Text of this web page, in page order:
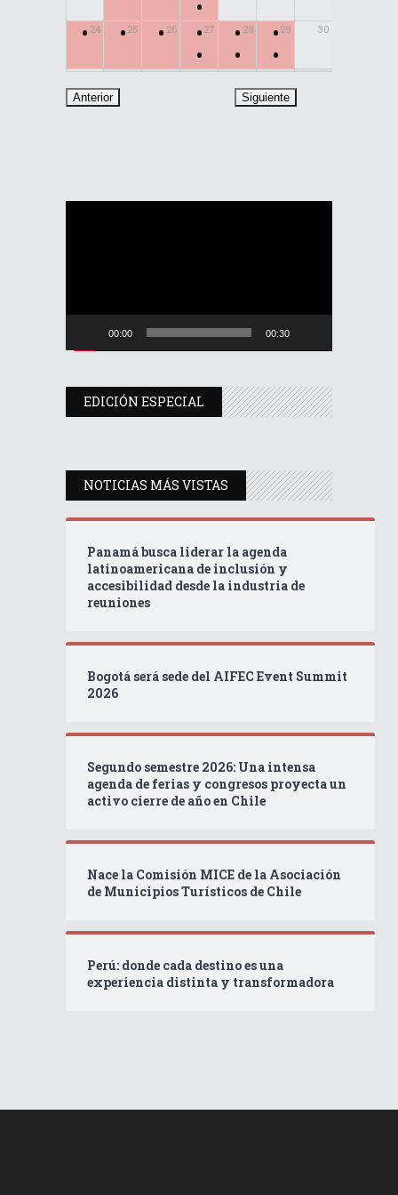
•
24
• 25
• 26
• 27
•
•
28
•
•
29
•
•
30
00:00 00:30
EDICIÓN ESPECIAL
NOTICIAS MÁS VISTAS
Panamá busca liderar la agenda
latinoamericana de inclusión y
accesibilidad desde la industria de
reuniones
Bogotá será sede del AIFEC Event Summit
2026
Segundo semestre 2026: Una intensa
agenda de ferias y congresos proyecta un
activo cierre de año en Chile
Nace la Comisión MICE de la Asociación
de Municipios Turísticos de Chile
Perú: donde cada destino es una
experiencia distinta y transformadora